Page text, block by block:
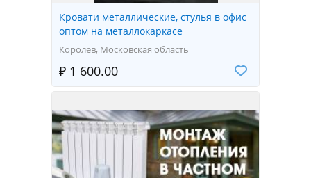
Кровати металлические, стулья в офис
оптом на металлокаркасе
Королёв, Московская область
₽ 1 600.00